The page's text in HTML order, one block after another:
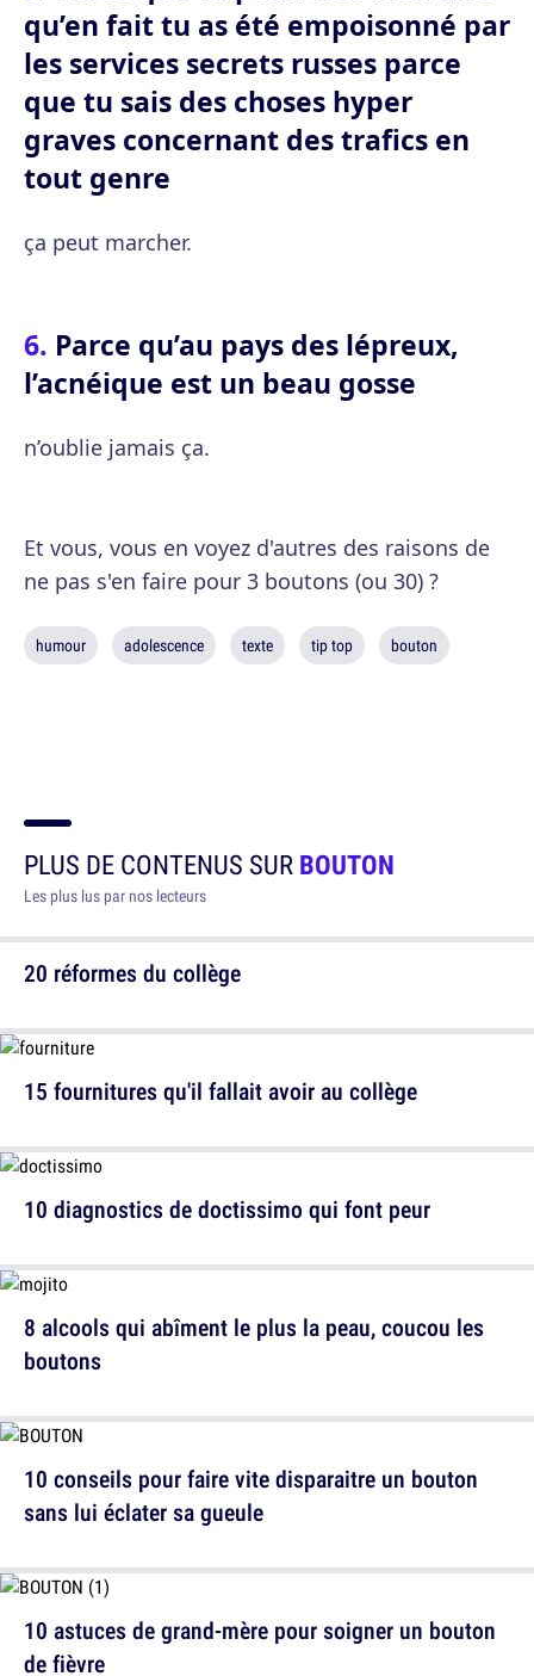
qu’en fait tu as été empoisonné par
les services secrets russes parce
que tu sais des choses hyper
graves concernant des trafics en
tout genre
ça peut marcher.
Parce qu’au pays des lépreux,
l’acnéique est un beau gosse
n’oublie jamais ça.
Et vous, vous en voyez d'autres des raisons de
ne pas s'en faire pour 3 boutons (ou 30) ?
humour adolescence texte tip top bouton
PLUS DE CONTENUS SURBOUTON
Les plus lus par nos lecteurs
20 réformes du collège
10 diagnostics de doctissimo qui font peur
10 conseils pour faire vite disparaitre un bouton
sans lui éclater sa gueule
15 fournitures qu'il fallait avoir au collège
8 alcools qui abîment le plus la peau, coucou les
boutons
10 astuces de grand-mère pour soigner un bouton
de fièvre